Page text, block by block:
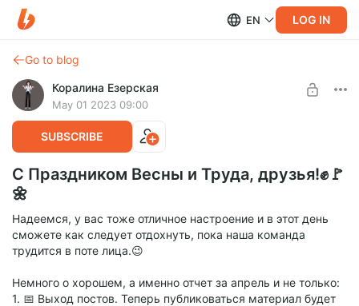
EN LOG IN
Go to blog
Коралина Езерская
May 01 2023 09:00
SUBSCRIBE
С Праздником Весны и Труда, друзья!✊🚩
🌼
Надеемся, у вас тоже отличное настроение и в этот день
сможете как следует отдохнуть, пока наша команда
трудится в поте лица.😉
Немного о хорошем, а именно отчет за апрель и не только:
1. 📅 Выход постов. Теперь публиковаться материал будет